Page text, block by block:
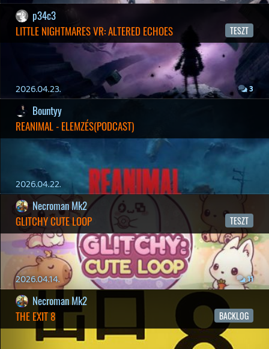
19 éve videójáték minden nap! Copyright 365 Media Kft
Impresszum Hirdetési ajánlatunk
Felhasználási feltételek
Adatvédelmi elveink
Sütik
Hírek | Cikkek | Podcastok | Blogok
|
Gaming Fórum | Offtopic Fórum
RSS | Blog RSS | Podcast RSS |
Instagram | Youtube | Facebook |
Twitter
| Patreon